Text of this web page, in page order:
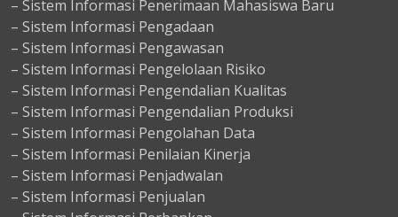
– Sistem Informasi Penerimaan Mahasiswa Baru
– Sistem Informasi Pengadaan
– Sistem Informasi Pengawasan
– Sistem Informasi Pengelolaan Risiko
– Sistem Informasi Pengendalian Kualitas
– Sistem Informasi Pengendalian Produksi
– Sistem Informasi Pengolahan Data
– Sistem Informasi Penilaian Kinerja
– Sistem Informasi Penjadwalan
– Sistem Informasi Penjualan